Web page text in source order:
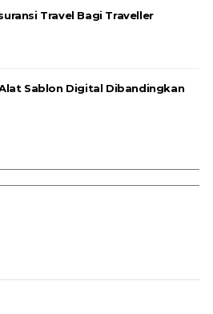
Travel Bagi Traveller
Sablon Digital Dibandingkan